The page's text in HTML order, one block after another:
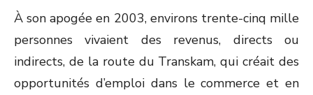
À son apogée en 2003, environs trente-cinq mille
personnes vivaient des revenus, directs ou
indirects, de la route du Transkam, qui créait des
opportunités d’emploi dans le commerce et en